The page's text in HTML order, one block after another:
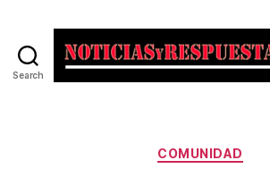
Search
Categorías
COMUNIDAD